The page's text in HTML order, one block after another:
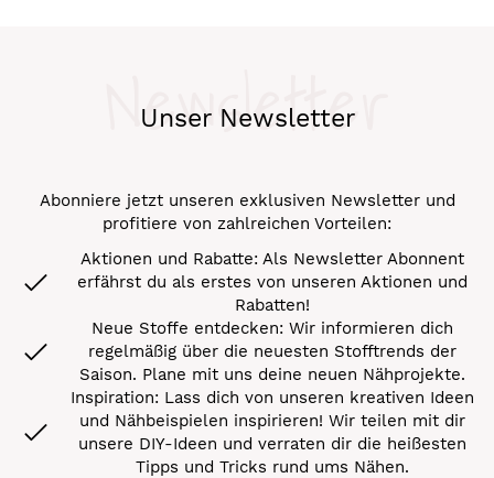
Unser Newsletter
Newsletter
Abonniere jetzt unseren exklusiven Newsletter und
profitiere von zahlreichen Vorteilen:
Aktionen und Rabatte: Als Newsletter Abonnent
erfährst du als erstes von unseren Aktionen und
Rabatten!
Neue Stoffe entdecken: Wir informieren dich
regelmäßig über die neuesten Stofftrends der
Saison. Plane mit uns deine neuen Nähprojekte.
Inspiration: Lass dich von unseren kreativen Ideen
und Nähbeispielen inspirieren! Wir teilen mit dir
unsere DIY-Ideen und verraten dir die heißesten
Tipps und Tricks rund ums Nähen.